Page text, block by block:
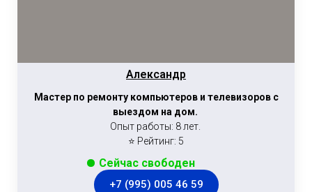
Александр
Мастер по ремонту компьютеров и телевизоров с
выездом на дом.
Опыт работы: 8 лет.
⭐ Рейтинг: 5
Сейчас свободен
+7 (995) 005 46 59